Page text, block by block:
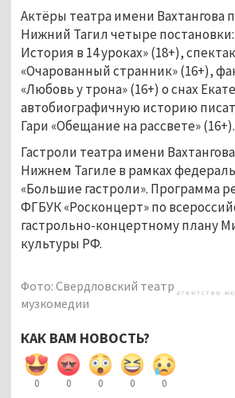
Актёры театра имени Вахтангова
Нижний Тагил четыре
История в 14 уроках» (18+),
«Очарованный странник» (16+),
«Любовь у трона» (16+) о снах
автобиографичную историю
Гари «Обещание на рассвете» (16+).
Гастроли театра имени
Нижнем Тагиле в рамках
«Большие гастроли». Программа
ФГБУК «Росконцерт» по
гастрольно-концертному плану
культуры РФ.
Фото: Свердловский театр
музкомедии
КАК ВАМ НОВОСТЬ?
0 0 0 0 0